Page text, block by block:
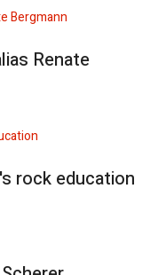
Renate
rock education